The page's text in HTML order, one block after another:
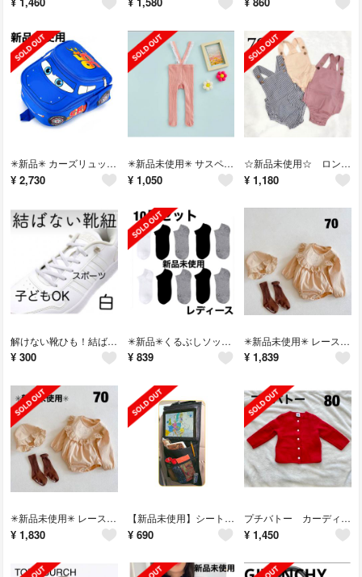
✳︎新品✳︎ カーズリュック キャラクター リュック 男の子 子供 リュック
¥ 2,730
✳︎新品未使用✳︎ サスペンダーパンツ サスペンダータイツ 女の子 80春
¥ 1,050
☆新品未使用☆ ロンパース オーバーオール くすみピンク 春夏 70
¥ 1,180
解けない靴ひも！結ばない靴ひも！ 子ども スポーツ 白
¥ 300
✳︎新品✳︎くるぶしソックス くるぶし靴下 まとめ売り 10足 23〜25cm
¥ 839
✳︎新品未使用✳︎ レースロンパース ベビー服 女の子 70 春
¥ 1,839
✳︎新品未使用✳︎ レースロンパース ベビー服 女の子 70 春
¥ 1,830
【新品未使用】シートバックポケット 後部座席収納 車用収納
¥ 690
プチバトー カーディガン ジャケット 80 女の子 春 秋
¥ 1,450